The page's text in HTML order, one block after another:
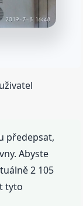
předepsat,
Abyste
2 105
tyto